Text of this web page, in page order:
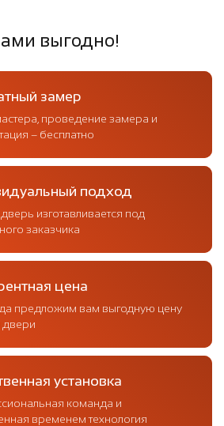
выгодно!
замер
проведение замера и
– бесплатно
подход
изготавливается под
заказчика
цена
предложим вам выгодную цену
двери
установка
команда и
временем технология